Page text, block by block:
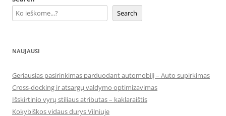
Search
NAUJAUSI
Geriausias pasirinkimas parduodant automobilį – Auto supirkimas
Cross-docking ir atsargų valdymo optimizavimas
Išskirtinio vyrų stiliaus atributas – kaklaraištis
Kokybiškos vidaus durys Vilniuje